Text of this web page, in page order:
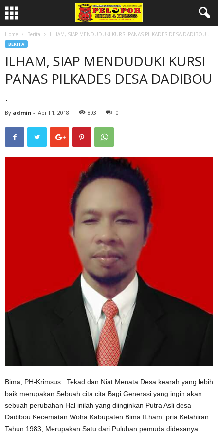
Home Berita ILHAM, SIAP MENDUDUKI KURSI PANAS PILKADES DESA DADIBOU .
BERITA
ILHAM, SIAP MENDUDUKI KURSI
PANAS PILKADES DESA DADIBOU
.
By admin - April 1, 2018 803 0
Bima, PH-Krimsus : Tekad dan Niat Menata Desa kearah yang lebih
baik merupakan Sebuah cita cita Bagi Generasi yang ingin akan
sebuah perubahan Hal inilah yang diinginkan Putra Asli desa
Dadibou Kecematan Woha Kabupaten Bima ILham, pria Kelahiran
Tahun 1983, Merupakan Satu dari Puluhan pemuda didesanya